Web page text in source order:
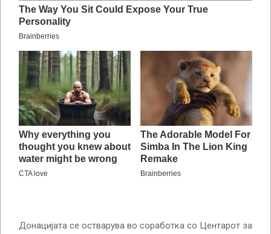
Донацијата се остварува во соработка со Центарот за